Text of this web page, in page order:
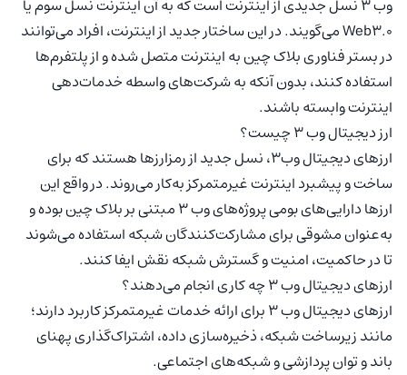
وب ۳ نسل جدیدی از اینترنت است که به آن اینترنت نسل سوم یا
Web3.0 می‌گویند. در این ساختار جدید از اینترنت، افراد می‌توانند
در بستر فناوری بلاک چین به اینترنت متصل شده و از پلتفرم‌ها
استفاده کنند، بدون آنکه به شرکت‌های واسطه‌ خدمات‌دهی
اینترنت وابسته باشند.
ارز دیجیتال وب ۳ چیست؟
ارزهای دیجیتال وب۳، نسل جدید از رمزارزها هستند که برای
ساخت و پیشبرد اینترنت غیرمتمرکز به‌کار می‌روند. در واقع این
ارزها دارایی‌های بومی پروژه‌های وب ۳ مبتنی بر بلاک چین بوده و
به‌عنوان مشوقی برای مشارکت‌کنندگان شبکه استفاده می‌شوند
تا در حاکمیت، امنیت و گسترش شبکه نقش ایفا کنند.
ارزهای دیجیتال وب ۳ چه کاری انجام می‌دهند؟
ارزهای دیجیتال وب ۳ برای ارائه خدمات غیرمتمرکز کاربرد دارند؛
مانند زیرساخت شبکه، ذخیره‌سازی داده، اشتراک‌گذاری پهنای
باند و توان پردازشی و شبکه‌های اجتماعی.